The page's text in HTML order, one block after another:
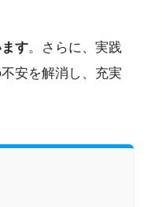
す。さらに、実践
安を解消し、充実